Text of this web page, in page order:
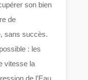
son bien
de
sans succès.
: les
vitesse la